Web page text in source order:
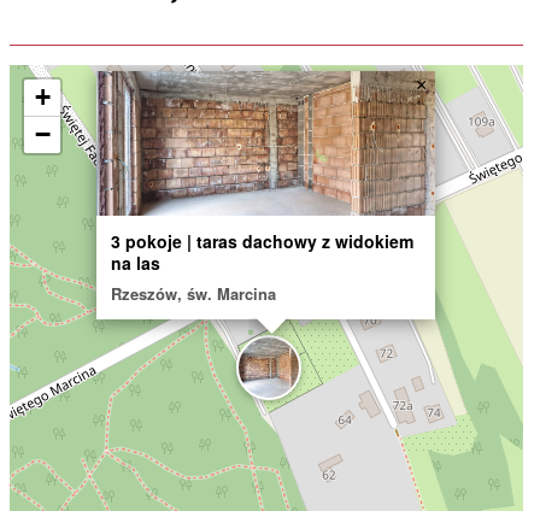
3 pokoje | taras dachowy z widokiem
na las
Rzeszów, św. Marcina
×
+
−